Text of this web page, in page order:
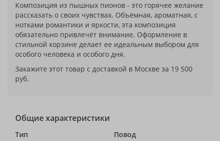
Композиция из пышных пионов - это горячее желание
рассказать о своих чувствах. Объёмная, ароматная, с
нотками романтики и яркости, эта композиция
обязательно привлечёт внимание. Оформление в
стильной корзине делает ее идеальным выбором для
особого человека и особого дня.
Закажите этот товар с доставкой в Москве за 19 500
руб.
Общие характеристики
Тип
Повод